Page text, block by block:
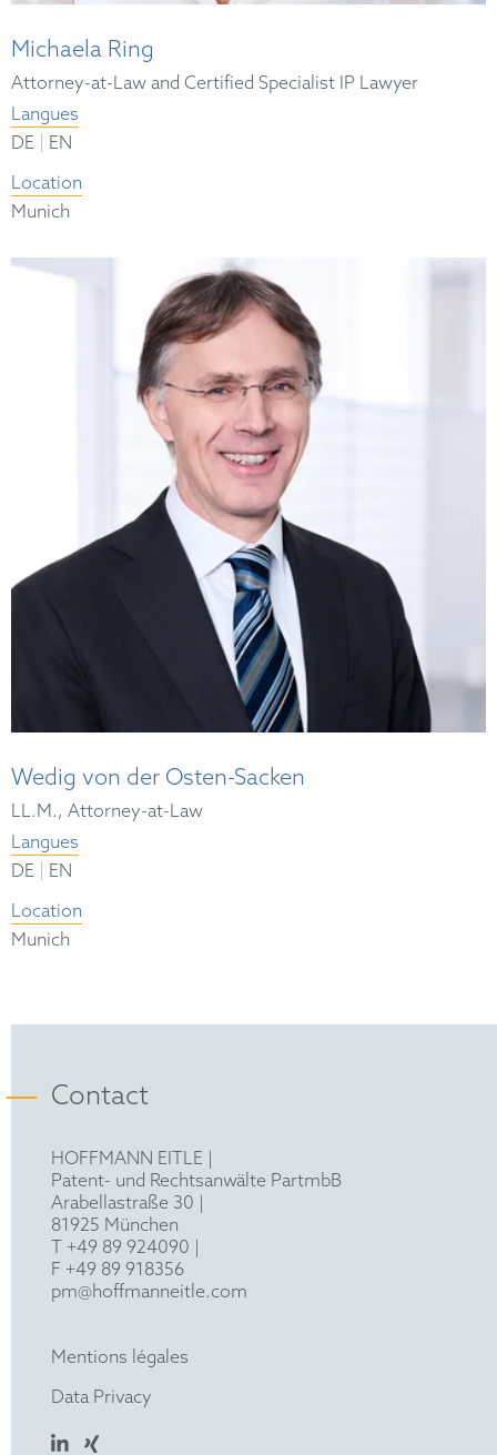
Michaela Ring
Attorney-at-Law and Certified Specialist IP Lawyer
Langues
DE
EN
Location
Munich
Wedig von der Osten-Sacken
LL.M., Attorney-at-Law
Langues
DE
EN
Location
Munich
Contact
HOFFMANN EITLE |
Patent- und Rechtsanwälte PartmbB
Arabellastraße 30 |
81925 München
T +49 89 924090
F +49 89 918356
pm@hoffmanneitle.com
Mentions légales
Data Privacy